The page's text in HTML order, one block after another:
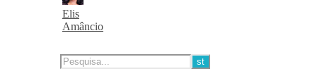
Elis
Amâncio